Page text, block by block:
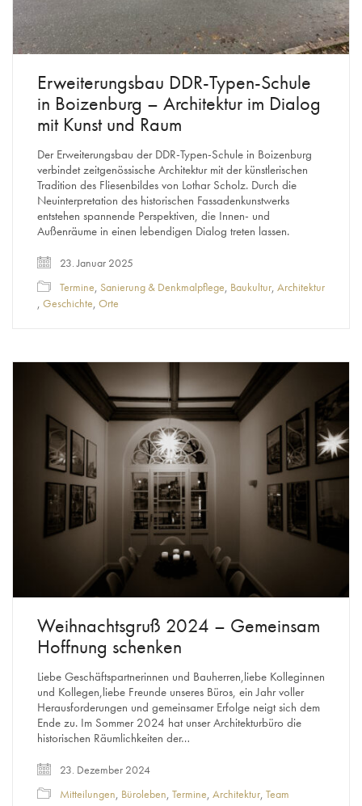
Erweiterungsbau DDR-Typen-Schule
in Boizenburg – Architektur im Dialog
mit Kunst und Raum
Der Erweiterungsbau der DDR-Typen-Schule in Boizenburg
verbindet zeitgenössische Architektur mit der künstlerischen
Tradition des Fliesenbildes von Lothar Scholz. Durch die
Neuinterpretation des historischen Fassadenkunstwerks
entstehen spannende Perspektiven, die Innen- und
Außenräume in einen lebendigen Dialog treten lassen.
23. Januar 2025
Termine Sanierung & Denkmalpflege Baukultur Architektur
Geschichte Orte
Weihnachtsgruß 2024 – Gemeinsam
Hoffnung schenken
Liebe Geschäftspartnerinnen und Bauherren,liebe Kolleginnen
und Kollegen,liebe Freunde unseres Büros, ein Jahr voller
Herausforderungen und gemeinsamer Erfolge neigt sich dem
Ende zu. Im Sommer 2024 hat unser Architekturbüro die
historischen Räumlichkeiten der…
23. Dezember 2024
Mitteilungen, Büroleben, Termine, Architektur, Team